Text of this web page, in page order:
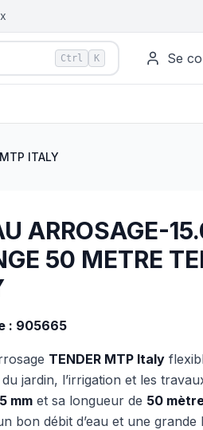
Ctrl K Se
ITALY
ARROSAGE-
50 METRE
: 905665
TENDER MTP Italy
du jardin, l’irrigation et les
mm et sa longueur de 50
bon débit d’eau et une